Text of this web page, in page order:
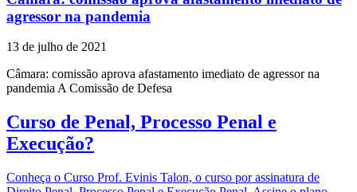
agressor na pandemia
13 de julho de 2021
Câmara: comissão aprova afastamento imediato de agressor na
pandemia A Comissão de Defesa
Curso de Penal, Processo Penal e
Execução?
Conheça o Curso Prof. Evinis Talon, o curso por assinatura de